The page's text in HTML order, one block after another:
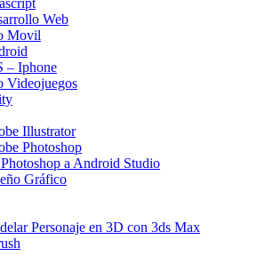
Web
Movil
– Iphone
Videojuegos
Illustrator
Photoshop
a Android Studio
Gráfico
Personaje en 3D con 3ds Max